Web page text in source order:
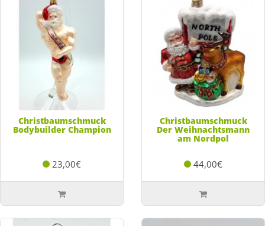
Christbaumschmuck
Bodybuilder Champion
23,00€
Christbaumschmuck
Der Weihnachtsmann
am Nordpol
44,00€